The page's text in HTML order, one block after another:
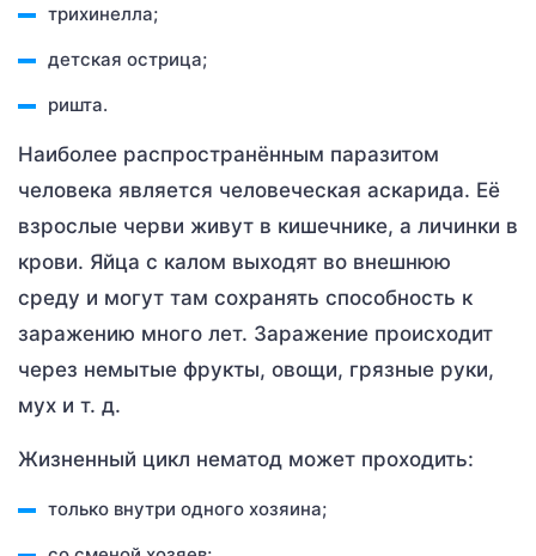
трихинелла;
детская острица;
ришта.
Наиболее распространённым паразитом
человека является человеческая аскарида. Её
взрослые черви живут в кишечнике, а личинки в
крови. Яйца с калом выходят во внешнюю
среду и могут там сохранять способность к
заражению много лет. Заражение происходит
через немытые фрукты, овощи, грязные руки,
мух и т. д.
Жизненный цикл нематод может проходить:
только внутри одного хозяина;